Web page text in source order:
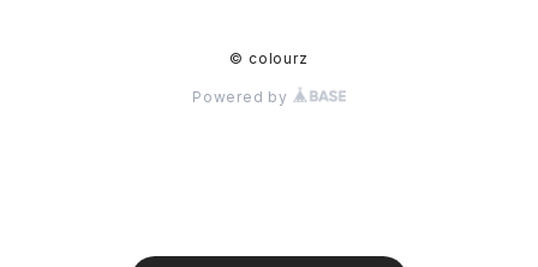
© colourz
Powered by